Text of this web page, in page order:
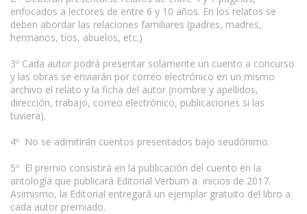
enfocados a lectores de entre 6 y 10 años. En los relatos se
deben abordar las relaciones familiares (padres, madres,
hermanos, tíos, abuelos, etc.)
3º Cada autor podrá presentar solamente un cuento a concurso
y las obras se enviarán por correo electrónico en un mismo
archivo el relato y la ficha del autor (nombre y apellidos,
dirección, trabajo, correo electrónico, publicaciones si las
tuviera).
4º No se admitirán cuentos presentados bajo seudónimo.
5º El premio consistirá en la publicación del cuento en la
antología que publicará Editorial Verbum a inicios de 2017.
Asimismo, la Editorial entregará un ejemplar gratuito del libro a
cada autor premiado.